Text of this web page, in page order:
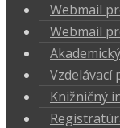
Webmail
Webmail
Vzdelávací
Knižničný